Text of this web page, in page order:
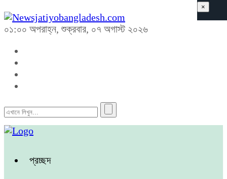
০১:০০ অপরাহ্ন, শুক্রবার, ০৭ অগাস্ট ২০২৬
প্রচ্ছদ
×